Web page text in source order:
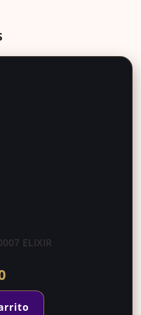
ELIXIR